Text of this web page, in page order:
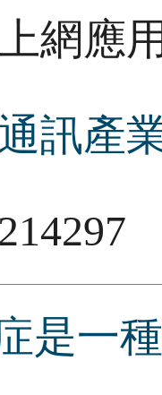
網應
訊產
是一